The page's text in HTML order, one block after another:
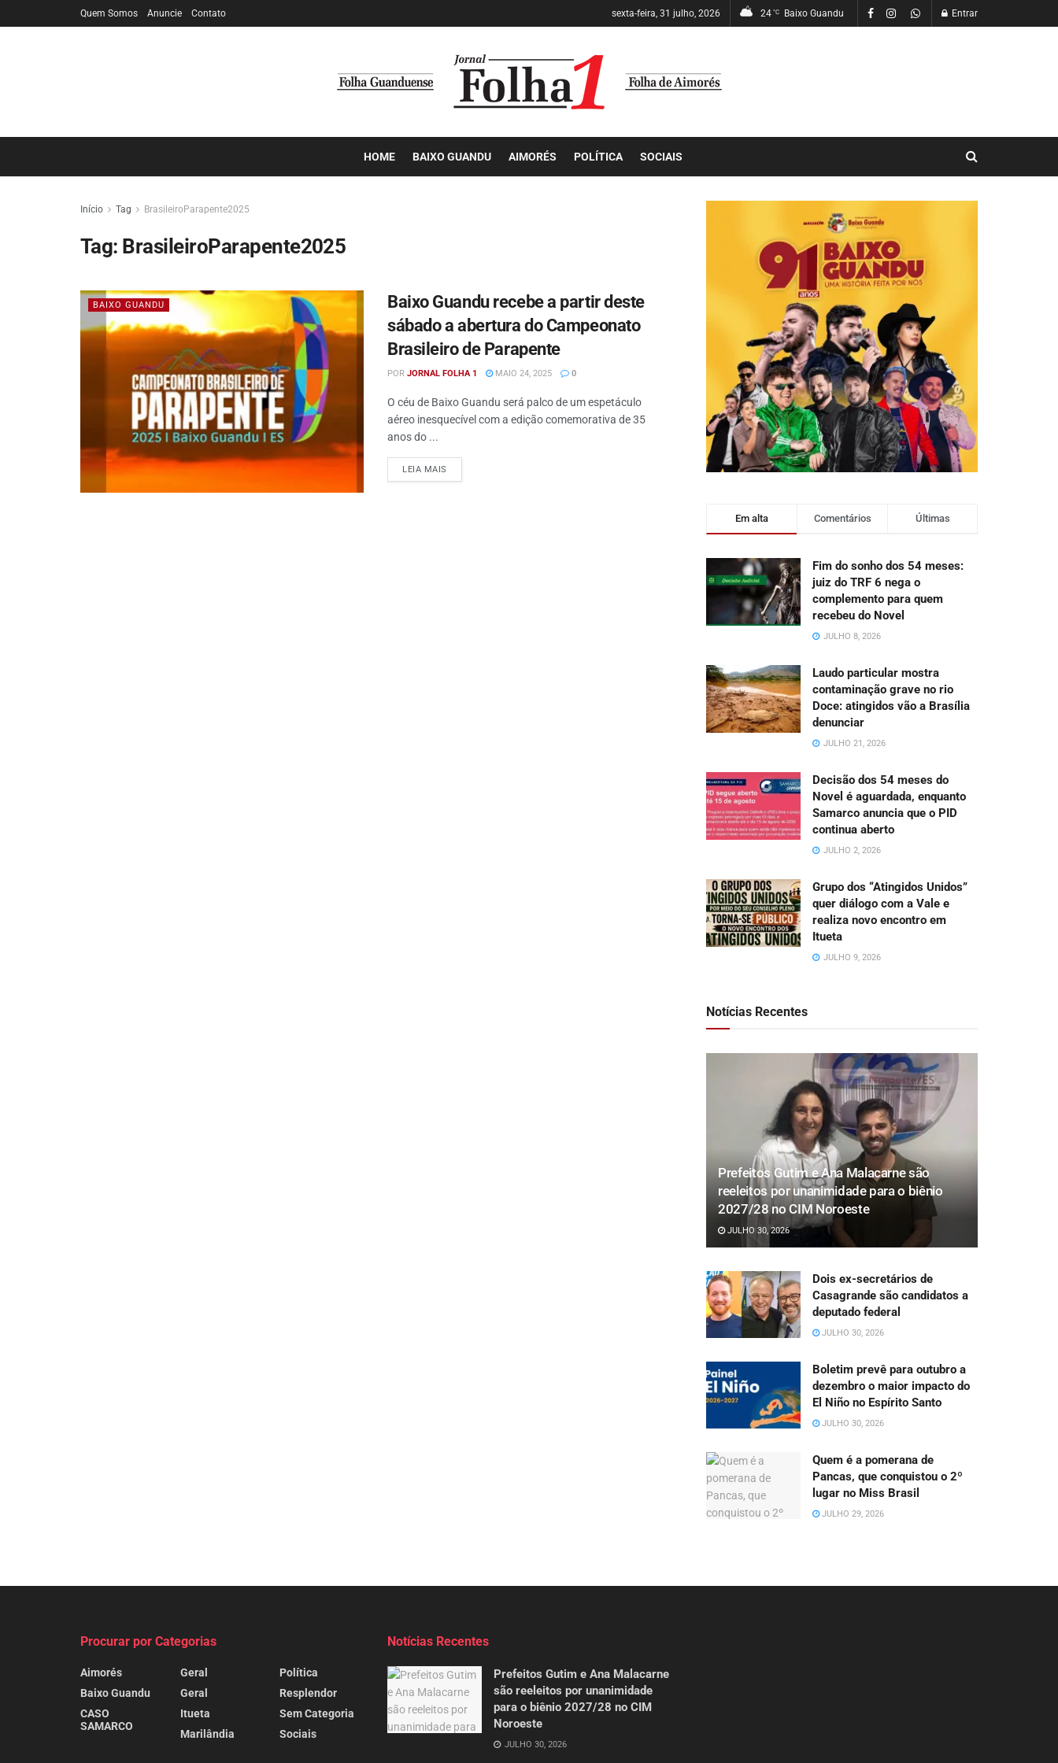
Quem Somos Anuncie Contato sexta-feira, 31 julho, 2026 24 °C Baixo Guandu Entrar
HOME BAIXO GUANDU AIMORÉS POLÍTICA SOCIAIS
Início Tag BrasileiroParapente2025
Tag: BrasileiroParapente2025
BAIXO GUANDU
Baixo Guandu recebe a partir deste
sábado a abertura do Campeonato
Brasileiro de Parapente
POR JORNAL FOLHA 1 MAIO 24, 2025 0
O céu de Baixo Guandu será palco de um espetáculo
aéreo inesquecível com a edição comemorativa de 35
anos do ...
LEIA MAIS
Em alta Comentários Últimas
Fim do sonho dos 54 meses:
juiz do TRF 6 nega o
complemento para quem
recebeu do Novel
JULHO 8, 2026
Laudo particular mostra
contaminação grave no rio
Doce: atingidos vão a Brasília
denunciar
JULHO 21, 2026
Decisão dos 54 meses do
Novel é aguardada, enquanto
Samarco anuncia que o PID
continua aberto
JULHO 2, 2026
Grupo dos “Atingidos Unidos”
quer diálogo com a Vale e
realiza novo encontro em
Itueta
JULHO 9, 2026
Notícias Recentes
Prefeitos Gutim e Ana Malacarne são
reeleitos por unanimidade para o biênio
2027/28 no CIM Noroeste
JULHO 30, 2026
Dois ex-secretários de
Casagrande são candidatos a
deputado federal
JULHO 30, 2026
Boletim prevê para outubro a
dezembro o maior impacto do
El Niño no Espírito Santo
JULHO 30, 2026
Quem é a pomerana de
Pancas, que conquistou o 2º
lugar no Miss Brasil
JULHO 29, 2026
Procurar por Categorias
Aimorés
Baixo Guandu
CASO
SAMARCO
Geral
Geral
Itueta
Marilândia
Política
Resplendor
Sem Categoria
Sociais
Notícias Recentes
Prefeitos Gutim e Ana Malacarne
são reeleitos por unanimidade
para o biênio 2027/28 no CIM
Noroeste
JULHO 30, 2026